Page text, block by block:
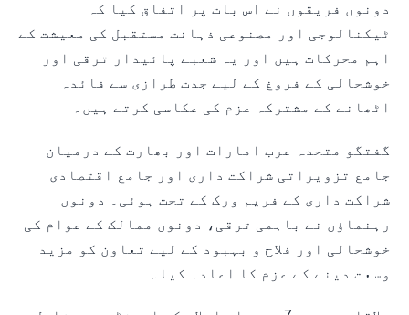
دونوں فریقوں نے اس بات پر اتفاق کیا کہ
ٹیکنالوجی اور مصنوعی ذہانت مستقبل کی معیشت کے
اہم محرکات ہیں اور یہ شعبے پائیدار ترقی اور
خوشحالی کے فروغ کے لیے جدت طرازی سے فائدہ
اٹھانے کے مشترکہ عزم کی عکاسی کرتے ہیں۔
گفتگو متحدہ عرب امارات اور بھارت کے درمیان
جامع تزویراتی شراکت داری اور جامع اقتصادی
شراکت داری کے فریم ورک کے تحت ہوئی۔ دونوں
رہنماؤں نے باہمی ترقی، دونوں ممالک کے عوام کی
خوشحالی اور فلاح و بہبود کے لیے تعاون کو مزید
وسعت دینے کے عزم کا اعادہ کیا۔